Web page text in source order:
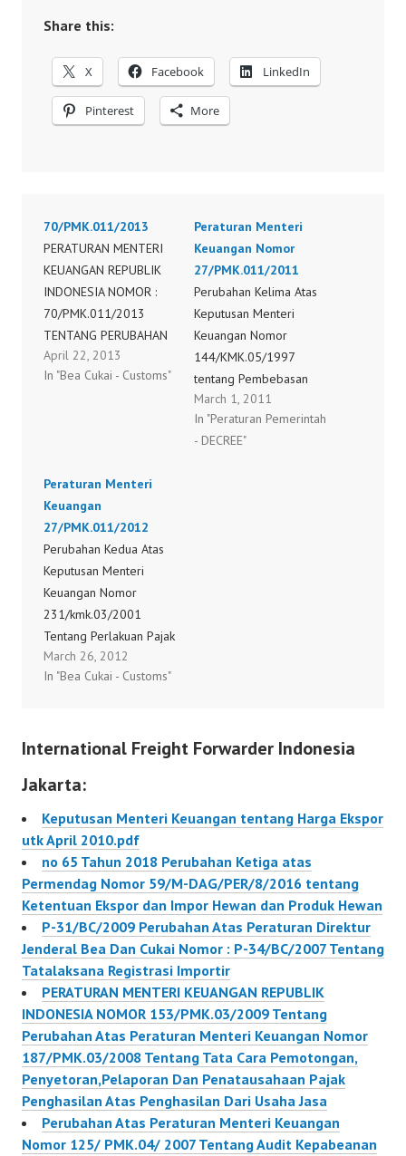
Share this:
X Facebook LinkedIn
Pinterest More
70/PMK.011/2013
PERATURAN MENTERI
KEUANGAN REPUBLIK
INDONESIA NOMOR :
70/PMK.011/2013
TENTANG PERUBAHAN
KETIGA ATAS
KEPUTUSAN MENTERI
NILAI DAN PAJAK
PENJUALAN ATAS
BARANG MEWAH ATAS
IMPOR BARANG KENA
PAJAK YANG
DIBEBASKAN DARI
PUNGUTAN BEA MASUK
70/PMK.011/2013
April 22, 2013
In "Bea Cukai - Customs"
Peraturan Menteri
Keuangan Nomor
27/PMK.011/2011
Perubahan Kelima Atas
Keputusan Menteri
Keuangan Nomor
144/KMK.05/1997
tentang Pembebasan
Bea Masuk dan Cukai
Atas Impor Barang
Kiriman Hadiah Untuk
March 1, 2011
In "Peraturan Pemerintah
- DECREE"
Peraturan Menteri
Keuangan
27/PMK.011/2012
Perubahan Kedua Atas
Keputusan Menteri
Keuangan Nomor
231/kmk.03/2001
Tentang Perlakuan Pajak
Pertambahan Nilai Dan
Pajak Penjualan Atas
Pajak Yang Dibebaskan
Masuk Peraturan
Menteri Keuangan
Nomor
27/PMK.011/2012
March 26, 2012
In "Bea Cukai - Customs"
International Freight Forwarder Indonesia
Jakarta:
Keputusan Menteri Keuangan tentang Harga Ekspor
utk April 2010.pdf
no 65 Tahun 2018 Perubahan Ketiga atas
Permendag Nomor 59/M-DAG/PER/8/2016 tentang
Ketentuan Ekspor dan Impor Hewan dan Produk Hewan
P-31/BC/2009 Perubahan Atas Peraturan Direktur
Jenderal Bea Dan Cukai Nomor : P-34/BC/2007 Tentang
Tatalaksana Registrasi Importir
PERATURAN MENTERI KEUANGAN REPUBLIK
INDONESIA NOMOR 153/PMK.03/2009 Tentang
Perubahan Atas Peraturan Menteri Keuangan Nomor
187/PMK.03/2008 Tentang Tata Cara Pemotongan,
Penyetoran,Pelaporan Dan Penatausahaan Pajak
Penghasilan Atas Penghasilan Dari Usaha Jasa
Perubahan Atas Peraturan Menteri Keuangan
Nomor 125/ PMK.04/ 2007 Tentang Audit Kepabeanan